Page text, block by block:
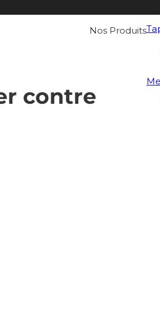
Nos Produits
contre